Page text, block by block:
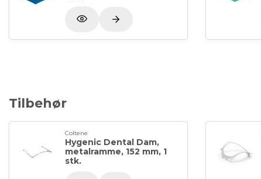
Tilbehør
Coltene
Hygenic Dental Dam,
metalramme, 152 mm, 1
stk.